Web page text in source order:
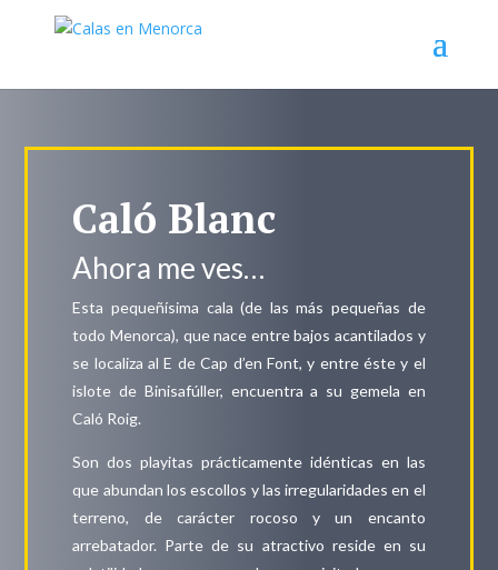
Caló Blanc
Ahora me ves…
Esta pequeñísima cala (de las más pequeñas de
todo Menorca), que nace entre bajos acantilados y
se localiza al E de Cap d’en Font, y entre éste y el
islote de Binisafúller, encuentra a su gemela en
Caló Roig.
Son dos playitas prácticamente idénticas en las
que abundan los escollos y las irregularidades en el
terreno, de carácter rocoso y un encanto
arrebatador. Parte de su atractivo reside en su